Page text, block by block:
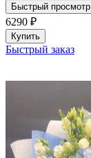
Быстрый просмотр
6290 ₽
Купить
Быстрый заказ